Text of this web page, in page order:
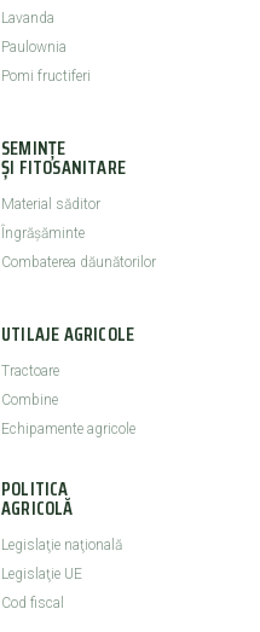
Lavanda
Paulownia
Pomi fructiferi
SEMINȚE
ȘI FITOSANITARE
Material săditor
Îngrășăminte
Combaterea dăunătorilor
UTILAJE AGRICOLE
Tractoare
Combine
Echipamente agricole
POLITICA
AGRICOLĂ
Legislaţie naţională
Legislaţie UE
Cod fiscal